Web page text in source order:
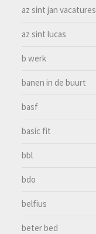
az sint jan vacatures
az sint lucas
b werk
banen in de buurt
basf
basic fit
bbl
bdo
belfius
beter bed